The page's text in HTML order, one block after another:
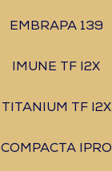
EMBRAPA 139
IMUNE TF I2X
TITANIUM TF I2X
COMPACTA IPRO